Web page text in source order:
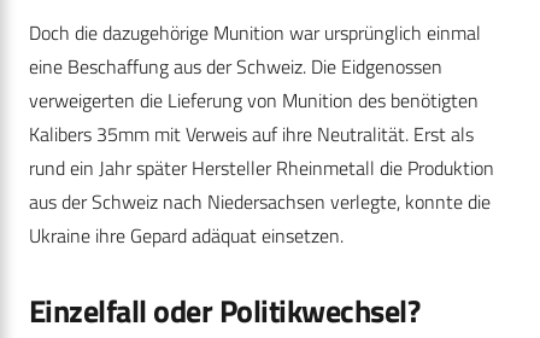
Doch die dazugehörige Munition war ursprünglich einmal
eine Beschaffung aus der Schweiz. Die Eidgenossen
verweigerten die Lieferung von Munition des benötigten
Kalibers 35mm mit Verweis auf ihre Neutralität. Erst als
rund ein Jahr später Hersteller Rheinmetall die Produktion
aus der Schweiz nach Niedersachsen verlegte, konnte die
Ukraine ihre Gepard adäquat einsetzen.
Einzelfall oder Politikwechsel?